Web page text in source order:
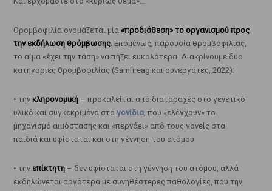
Θρομβοφιλία ονομάζεται μία «προδιάθεση» το οργανισμού προς
την εκδήλωση θρόμβωσης. Επομένως, παρουσία θρομβοφιλίας,
το αίμα «έχει την τάση» να πήζει ευκολότερα. Διακρίνουμε δύο
κατηγορίες θρομβοφιλίας (Samfireag και συνεργάτες, 2022):
• την κληρονομική– προκαλείται από διαταραχές στο γενετικό
υλικό και συγκεκριμένα στα γονίδια, που «ελέγχουν» το
μηχανισμό αιμόστασης και «περνάει» από τους γονείς στα
παιδιά και υφίσταται και στη γέννηση του ατόμου
• την επίκτητη– δεν υφίσταται στη γέννηση του ατόμου, αλλά
εκδηλώνεται αργότερα με συνηθέστερες παθολογίες, που την